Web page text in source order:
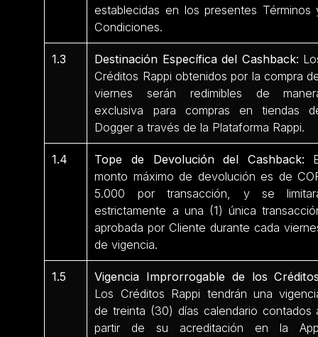
establecidas en los presentes Términos
Condiciones.
1.3 Destinación Específica del Cashback:
Créditos Rappi obtenidos por la compra
viernes serán redimibles de
exclusiva para compras en tiendas
Dogger a través de la Plataforma Rappi.
1.4 Tope de Devolución del Cashback:
monto máximo de devolución es de
5.000 por transacción, y se
estrictamente a una (1) única
aprobada por Cliente durante cada
de vigencia.
1.5
Vigencia Improrrogable de los
Los Créditos Rappi tendrán una
de treinta (30) días calendario contados
partir de su acreditación en la